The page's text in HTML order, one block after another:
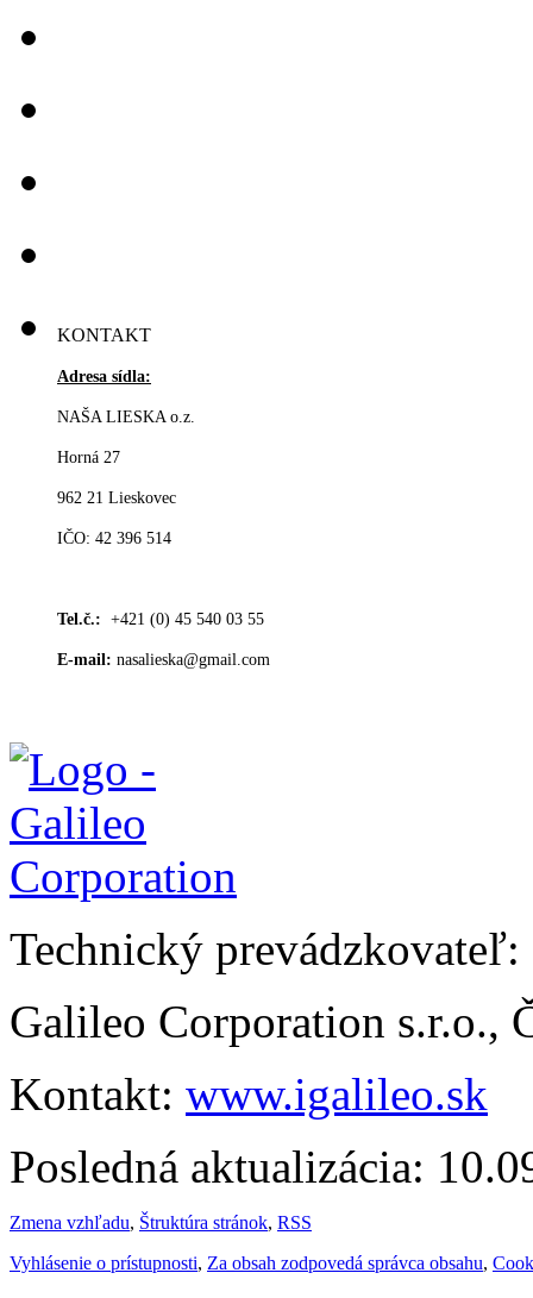
KONTAKT
Adresa sídla:
NAŠA LIESKA o.z.
Horná 27
962 21 Lieskovec
IČO: 42 396 514
Tel.č.: +421 (0) 45 540 03 55
E-mail: nasalieska@gmail.com
Technický prevádzkovateľ:
Galileo Corporation s.r.o.,
Kontakt: www.igalileo.sk
Posledná aktualizácia:
Zmena vzhľadu, Štruktúra stránok, RSS
Vyhlásenie o prístupnosti, Za obsah zodpovedá správca obsahu,